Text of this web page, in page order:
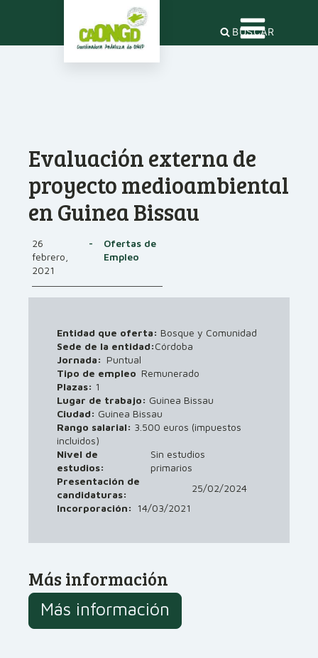
BUSCAR
Evaluación externa de
proyecto medioambiental
en Guinea Bissau
26
febrero,
2021
-
Ofertas de
Empleo
Entidad que oferta: Bosque y Comunidad
Sede de la entidad:Córdoba
Jornada: Puntual
Tipo de empleo Remunerado
Plazas: 1
Lugar de trabajo: Guinea Bissau
Ciudad: Guinea Bissau
Rango salarial: 3.500 euros (impuestos
incluidos)
Nivel de
estudios:
Sin estudios
primarios
Presentación de
candidaturas:
25/02/2024
Incorporación:
14/03/2021
Más información
Más información